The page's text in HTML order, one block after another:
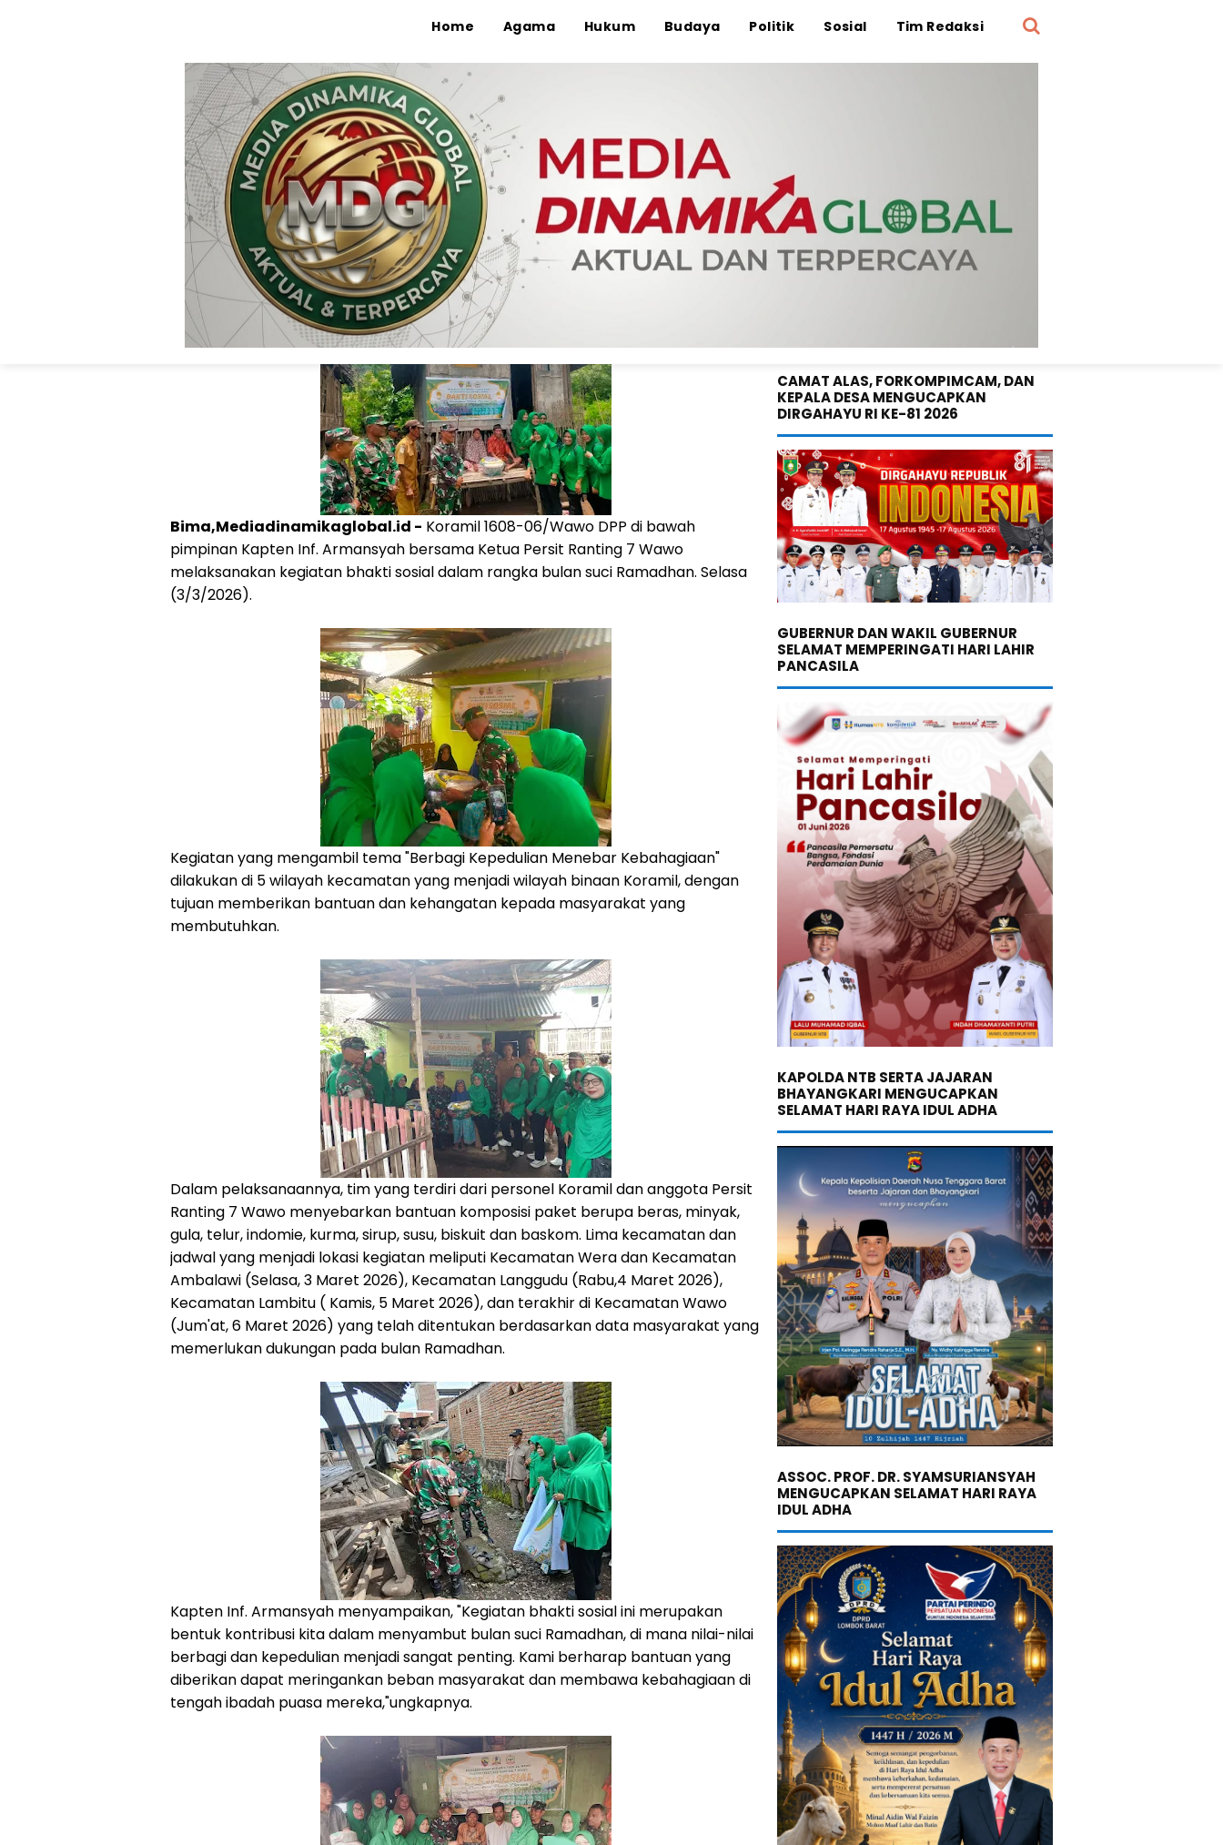
Home Agama Hukum Budaya Politik Sosial Tim Redaksi
HOME WITHOUT LABEL
Bhakti Sosial Ramadhan : Koramil 1608-
06/Wawo dan Persit Ranting 7 Bagikan
Kepedulian Ke Posramil Wera
Media Dinamika Global
Bima,Mediadinamikaglobal.id - Koramil 1608-06/Wawo DPP di bawah
pimpinan Kapten Inf. Armansyah bersama Ketua Persit Ranting 7 Wawo
melaksanakan kegiatan bhakti sosial dalam rangka bulan suci Ramadhan. Selasa
(3/3/2026).
Kegiatan yang mengambil tema "Berbagi Kepedulian Menebar Kebahagiaan"
dilakukan di 5 wilayah kecamatan yang menjadi wilayah binaan Koramil, dengan
tujuan memberikan bantuan dan kehangatan kepada masyarakat yang
membutuhkan.
Dalam pelaksanaannya, tim yang terdiri dari personel Koramil dan anggota Persit
Ranting 7 Wawo menyebarkan bantuan komposisi paket berupa beras, minyak,
gula, telur, indomie, kurma, sirup, susu, biskuit dan baskom. Lima kecamatan dan
jadwal yang menjadi lokasi kegiatan meliputi Kecamatan Wera dan Kecamatan
Ambalawi (Selasa, 3 Maret 2026), Kecamatan Langgudu (Rabu,4 Maret 2026),
Kecamatan Lambitu ( Kamis, 5 Maret 2026), dan terakhir di Kecamatan Wawo
(Jum'at, 6 Maret 2026) yang telah ditentukan berdasarkan data masyarakat yang
memerlukan dukungan pada bulan Ramadhan.
Kapten Inf. Armansyah menyampaikan, "Kegiatan bhakti sosial ini merupakan
bentuk kontribusi kita dalam menyambut bulan suci Ramadhan, di mana nilai-nilai
berbagi dan kepedulian menjadi sangat penting. Kami berharap bantuan yang
diberikan dapat meringankan beban masyarakat dan membawa kebahagiaan di
tengah ibadah puasa mereka,"ungkapnya.
CAMAT ALAS, FORKOMPIMCAM, DAN
KEPALA DESA MENGUCAPKAN
DIRGAHAYU RI KE-81 2026
GUBERNUR DAN WAKIL GUBERNUR
SELAMAT MEMPERINGATI HARI LAHIR
PANCASILA
KAPOLDA NTB SERTA JAJARAN
BHAYANGKARI MENGUCAPKAN
SELAMAT HARI RAYA IDUL ADHA
ASSOC. PROF. DR. SYAMSURIANSYAH
MENGUCAPKAN SELAMAT HARI RAYA
IDUL ADHA